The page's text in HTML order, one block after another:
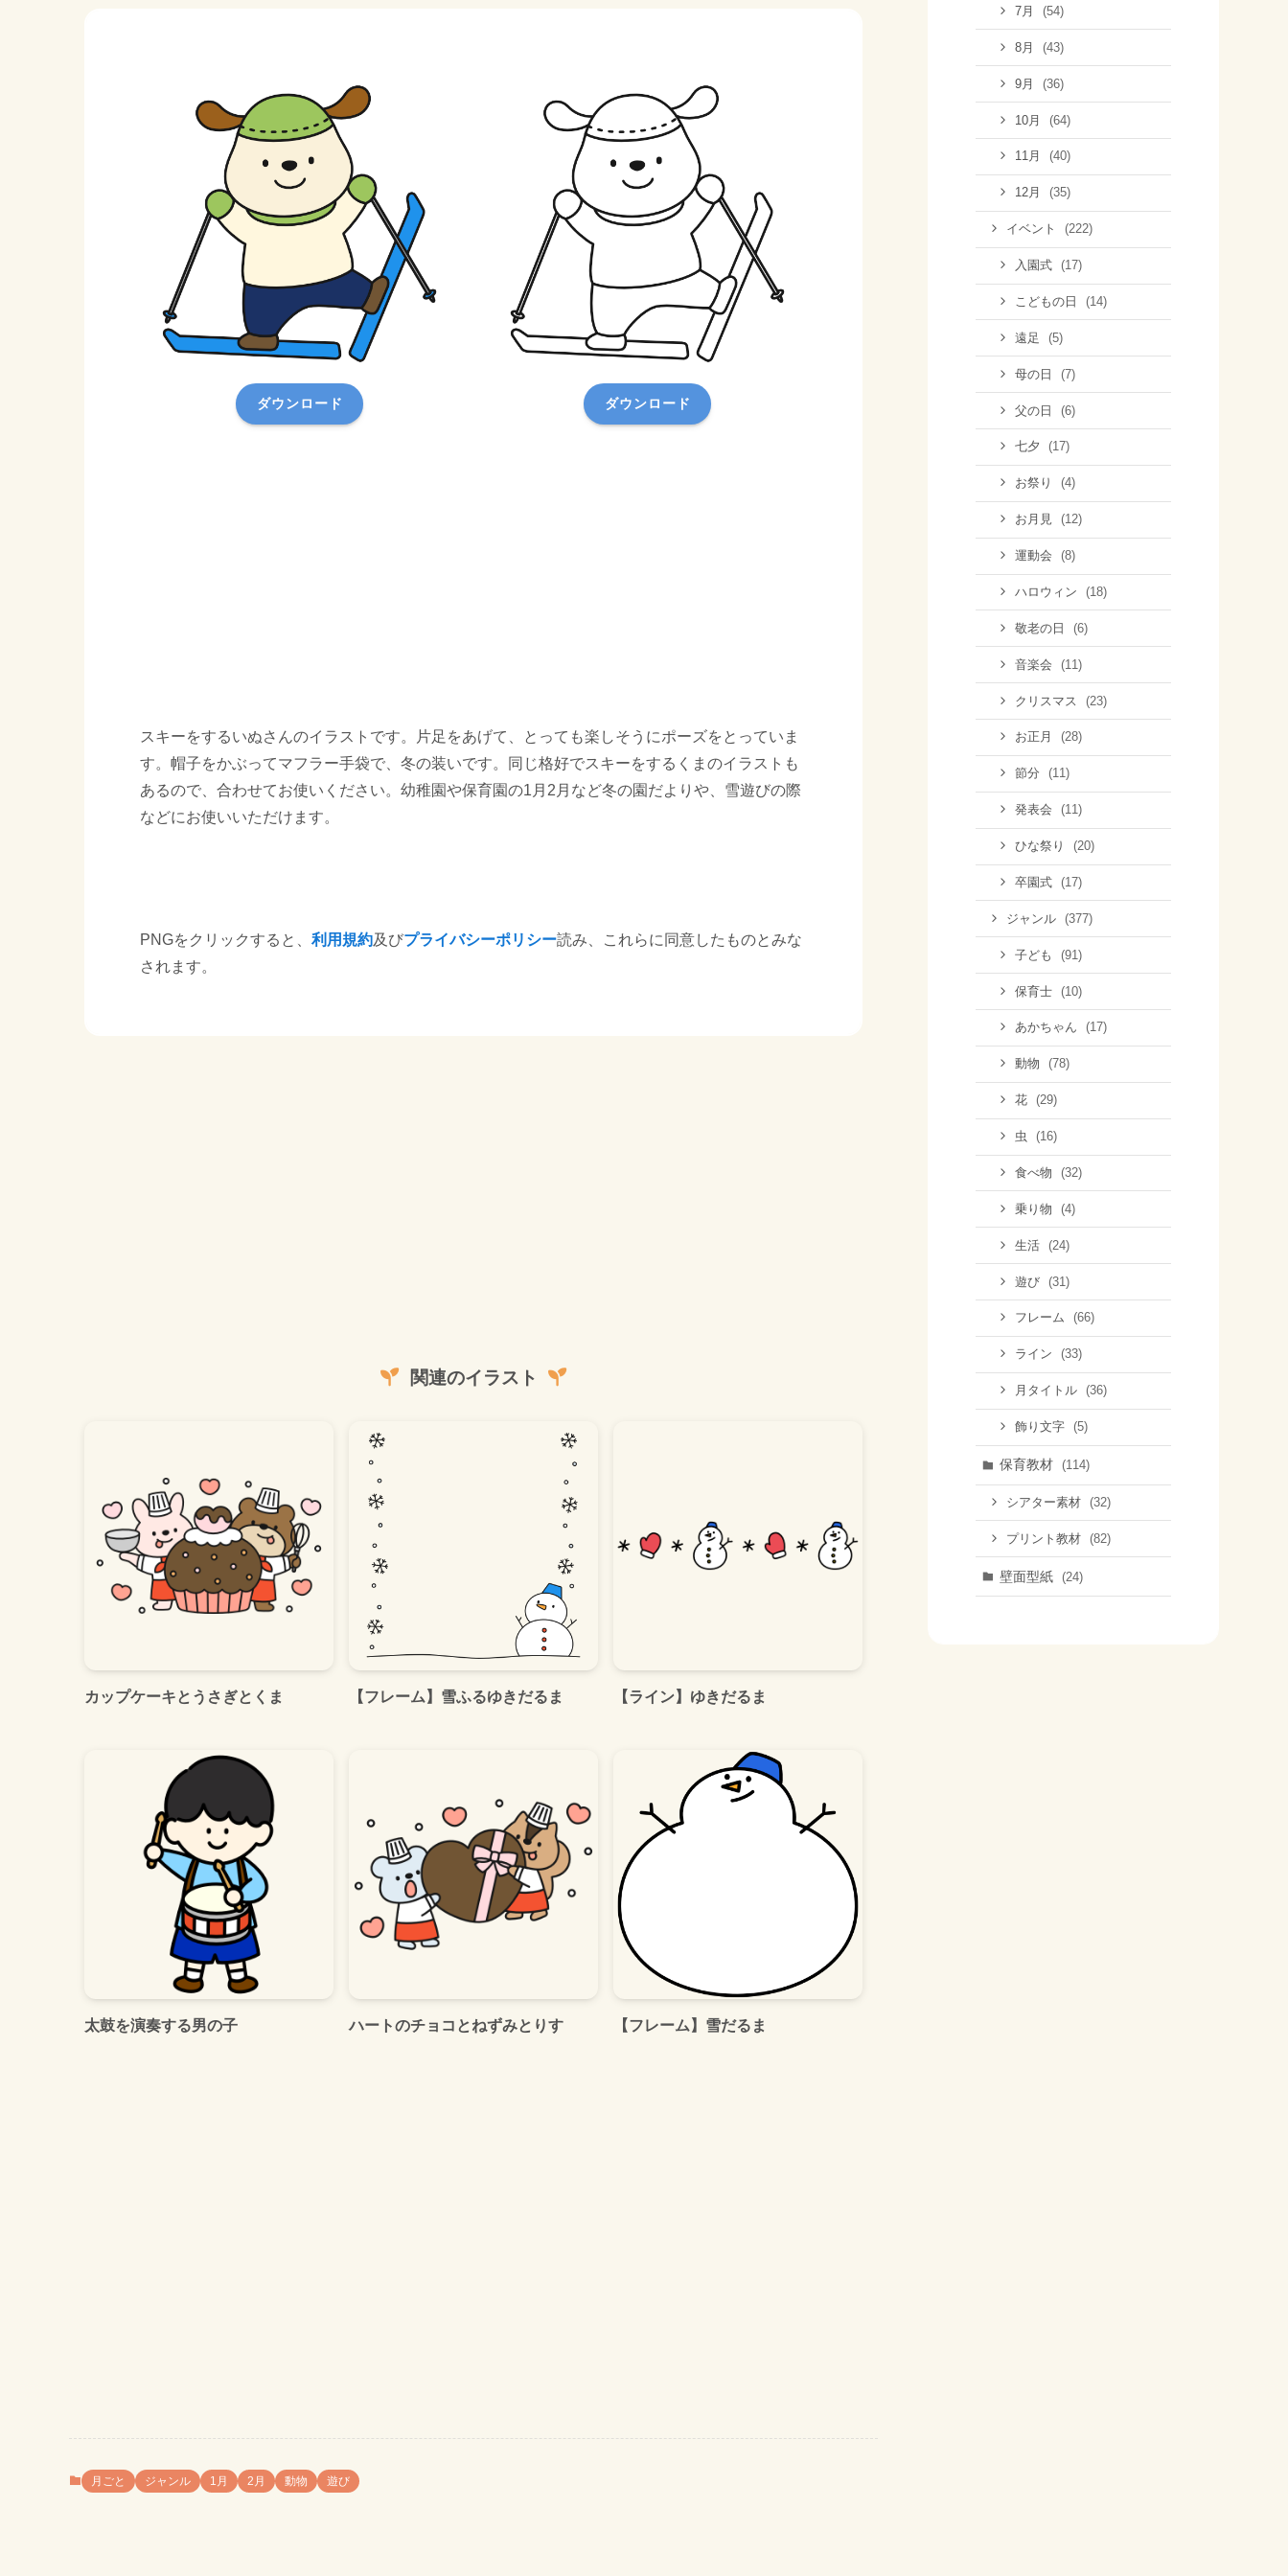
ダウンロード ダウンロード
スキーをするいぬさんのイラストです。片足をあげて、とっても楽しそうにポーズをとっていま
す。帽子をかぶってマフラー手袋で、冬の装いです。同じ格好でスキーをするくまのイラストも
あるので、合わせてお使いください。幼稚園や保育園の1月2月など冬の園だよりや、雪遊びの際
などにお使いいただけます。
PNGをクリックすると、 利用規約及びプライバシーポリシー読み、これらに同意したものとみな
されます。
関連のイラスト
カップケーキとうさぎとくま 【フレーム】雪ふるゆきだるま 【ライン】ゆきだるま
太鼓を演奏する男の子 ハートのチョコとねずみとりす 【フレーム】雪だるま
月ごと ジャンル 1月 2月 動物 遊び
7月 (54)
8月 (43)
9月 (36)
10月 (64)
11月 (40)
12月 (35)
イベント (222)
入園式 (17)
こどもの日 (14)
遠足 (5)
母の日 (7)
父の日 (6)
七夕 (17)
お祭り (4)
お月見 (12)
運動会 (8)
ハロウィン (18)
敬老の日 (6)
音楽会 (11)
クリスマス (23)
お正月 (28)
節分 (11)
発表会 (11)
ひな祭り (20)
卒園式 (17)
ジャンル (377)
子ども (91)
保育士 (10)
あかちゃん (17)
動物 (78)
花 (29)
虫 (16)
食べ物 (32)
乗り物 (4)
生活 (24)
遊び (31)
フレーム (66)
ライン (33)
月タイトル (36)
飾り文字 (5)
保育教材 (114)
シアター素材 (32)
プリント教材 (82)
壁面型紙 (24)